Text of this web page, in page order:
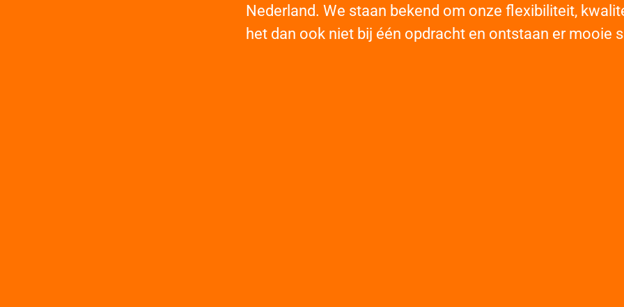
Nederland. We staan bekend om onze flexibiliteit,
het dan ook niet bij één opdracht en ontstaan er mooie